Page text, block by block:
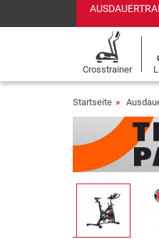
Crosstrainer
Startseite